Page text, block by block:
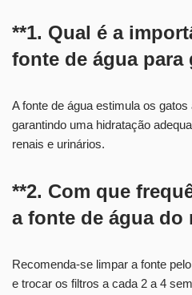
**1. Qual é a
fonte de água para
A fonte de água estimula os
garantindo uma hidratação
renais e urinários.
**2. Com que
a fonte de água do
Recomenda-se limpar a fonte
e trocar os filtros a cada 2 a 4